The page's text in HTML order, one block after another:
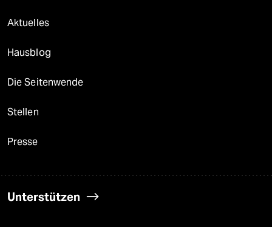
Aktuelles
Hausblog
Die Seitenwende
Stellen
Presse
Unterstützen